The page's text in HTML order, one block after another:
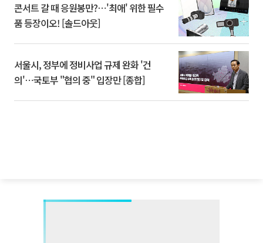
콘서트 갈 때 응원봉만?⋯'최애' 위한 필수
품 등장이오! [솔드아웃]
서울시, 정부에 정비사업 규제 완화 '건
의'⋯국토부 "협의 중" 입장만 [종합]